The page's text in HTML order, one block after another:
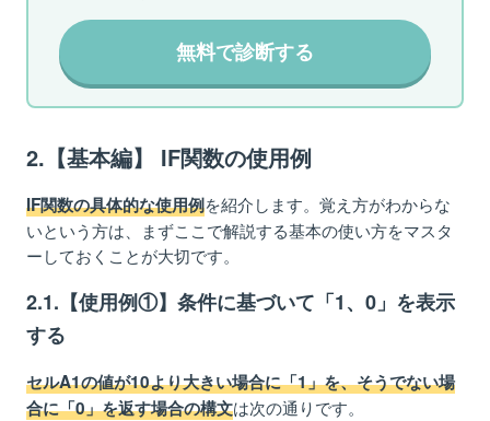
無料で診断する
2.【基本編】 IF関数の使用例
IF関数の具体的な使用例を紹介します。覚え方がわからな
いという方は、まずここで解説する基本の使い方をマスタ
ーしておくことが大切です。
2.1.【使用例①】条件に基づいて「1、0」を表示
する
セルA1の値が10より大きい場合に「1」を、そうでない場
合に「0」を返す場合の構文は次の通りです。